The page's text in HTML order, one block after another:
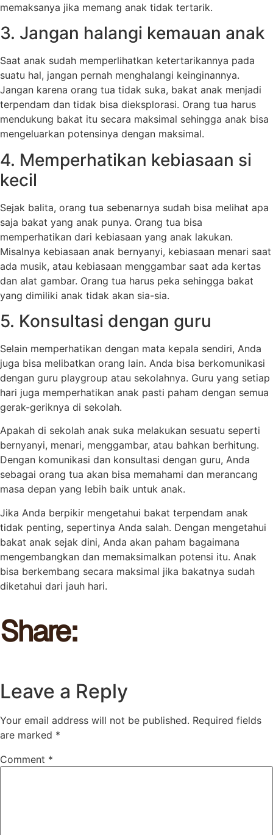
memaksanya jika memang anak tidak tertarik.
3. Jangan halangi kemauan anak
Saat anak sudah memperlihatkan ketertarikannya pada
suatu hal, jangan pernah menghalangi keinginannya.
Jangan karena orang tua tidak suka, bakat anak menjadi
terpendam dan tidak bisa dieksplorasi. Orang tua harus
mendukung bakat itu secara maksimal sehingga anak bisa
mengeluarkan potensinya dengan maksimal.
4. Memperhatikan kebiasaan si
kecil
Sejak balita, orang tua sebenarnya sudah bisa melihat apa
saja bakat yang anak punya. Orang tua bisa
memperhatikan dari kebiasaan yang anak lakukan.
Misalnya kebiasaan anak bernyanyi, kebiasaan menari saat
ada musik, atau kebiasaan menggambar saat ada kertas
dan alat gambar. Orang tua harus peka sehingga bakat
yang dimiliki anak tidak akan sia-sia.
5. Konsultasi dengan guru
Selain memperhatikan dengan mata kepala sendiri, Anda
juga bisa melibatkan orang lain. Anda bisa berkomunikasi
dengan guru playgroup atau sekolahnya. Guru yang setiap
hari juga memperhatikan anak pasti paham dengan semua
gerak-geriknya di sekolah.
Apakah di sekolah anak suka melakukan sesuatu seperti
bernyanyi, menari, menggambar, atau bahkan berhitung.
Dengan komunikasi dan konsultasi dengan guru, Anda
sebagai orang tua akan bisa memahami dan merancang
masa depan yang lebih baik untuk anak.
Jika Anda berpikir mengetahui bakat terpendam anak
tidak penting, sepertinya Anda salah. Dengan mengetahui
bakat anak sejak dini, Anda akan paham bagaimana
mengembangkan dan memaksimalkan potensi itu. Anak
bisa berkembang secara maksimal jika bakatnya sudah
diketahui dari jauh hari.
Share:
Leave a Reply
Your email address will not be published. Required fields
are marked *
Comment *